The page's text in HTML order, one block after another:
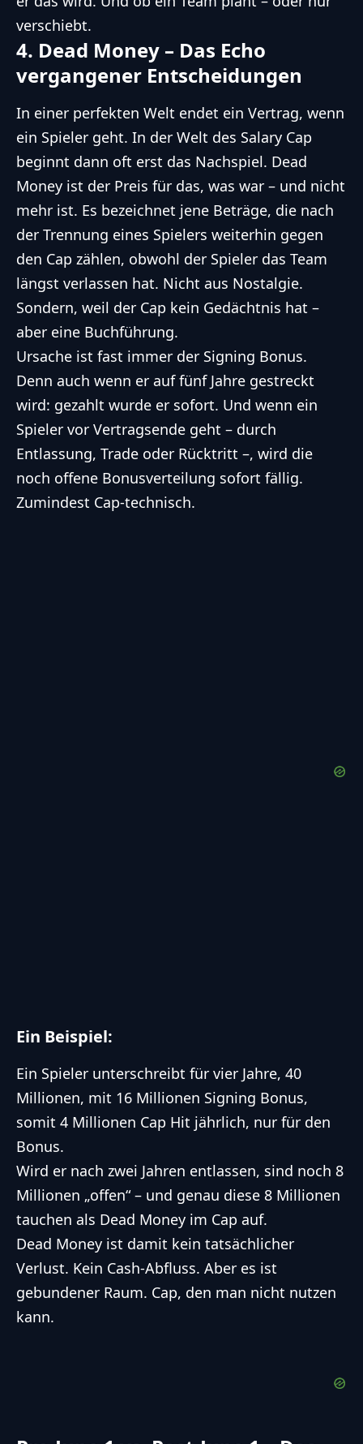
verschiebt.
4. Dead Money – Das Echo
vergangener Entscheidungen
In einer perfekten Welt endet ein Vertrag, wenn
ein Spieler geht. In der Welt des Salary Cap
beginnt dann oft erst das Nachspiel. Dead
Money ist der Preis für das, was war – und nicht
mehr ist. Es bezeichnet jene Beträge, die nach
der Trennung eines Spielers weiterhin gegen
den Cap zählen, obwohl der Spieler das Team
längst verlassen hat. Nicht aus Nostalgie.
Sondern, weil der Cap kein Gedächtnis hat –
aber eine Buchführung.
Ursache ist fast immer der Signing Bonus.
Denn auch wenn er auf fünf Jahre gestreckt
wird: gezahlt wurde er sofort. Und wenn ein
Spieler vor Vertragsende geht – durch
Entlassung, Trade oder Rücktritt –, wird die
noch offene Bonusverteilung sofort fällig.
Zumindest Cap-technisch.
Ein Beispiel:
Ein Spieler unterschreibt für vier Jahre, 40
Millionen, mit 16 Millionen Signing Bonus,
somit 4 Millionen Cap Hit jährlich, nur für den
Bonus.
Wird er nach zwei Jahren entlassen, sind noch 8
Millionen „offen“ – und genau diese 8 Millionen
tauchen als Dead Money im Cap auf.
Dead Money ist damit kein tatsächlicher
Verlust. Kein Cash-Abfluss. Aber es ist
gebundener Raum. Cap, den man nicht nutzen
kann.